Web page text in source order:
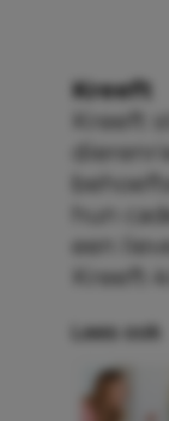
Kreeft
Kreeft
hun
een
Lees ook